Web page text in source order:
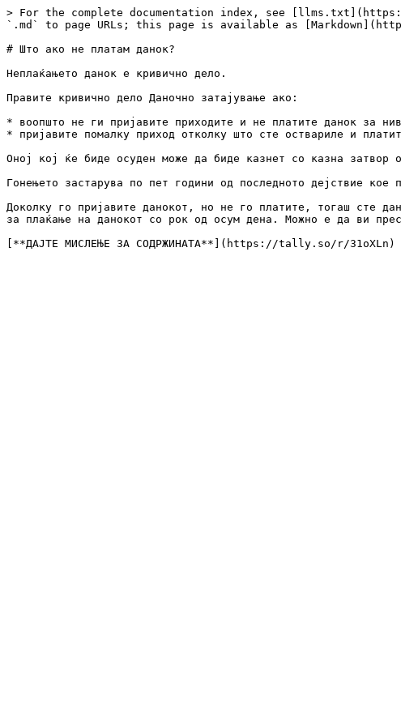
> For the complete documentation index, see
`.md` to page URLs; this page is available as
# Што ако не платам данок?
Неплаќањето данок е кривично дело.
Правите кривично дело Даночно затајување ако:
* воопшто не ги пријавите приходите и не платите данок за
* пријавите помалку приход отколку што сте оствариле и
Оној кој ќе биде осуден може да биде казнет со казна затвор
Гонењето застарува по пет години од последното дејствие
Доколку го пријавите данокот, но не го платите, тогаш сте
за плаќање на данокот со рок од осум дена. Можно е да ви